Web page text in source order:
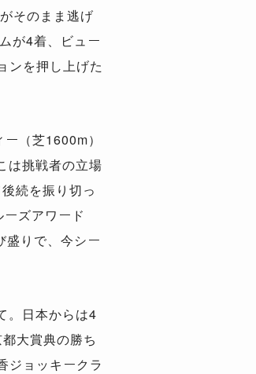
そのまま逃げ
が4着、ビュー
ンを押し上げた
（芝1600m）
は挑戦者の立場
続を振り切っ
ズアワード
盛りで、今シー
。日本からは4
大賞典の勝ち
ジョッキークラ